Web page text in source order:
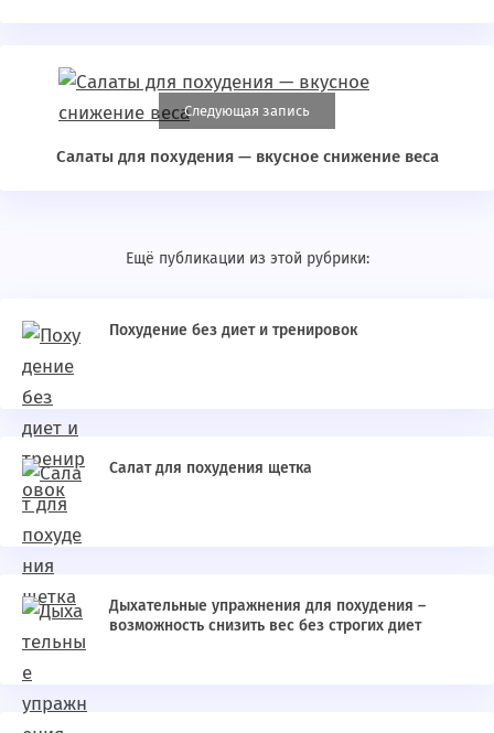
Следующая запись
Салаты для похудения — вкусное снижение веса
Ещё публикации из этой рубрики:
Похудение без диет и тренировок
Салат для похудения щетка
Дыхательные упражнения для похудения –
возможность снизить вес без строгих диет